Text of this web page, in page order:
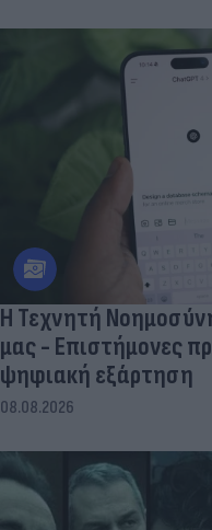
Η Τεχνητή
μας - Eπιστήμονες
ψηφιακή εξάρτηση
08.08.2026